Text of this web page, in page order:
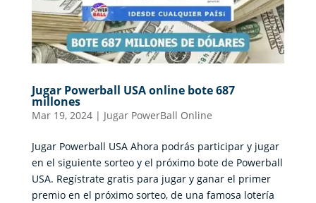
Jugar Powerball USA online bote 687
millones
Mar 19, 2024| Jugar PowerBall Online
Jugar Powerball USA Ahora podrás participar y jugar
en el siguiente sorteo y el próximo bote de Powerball
USA. Regístrate gratis para jugar y ganar el primer
premio en el próximo sorteo, de una famosa lotería